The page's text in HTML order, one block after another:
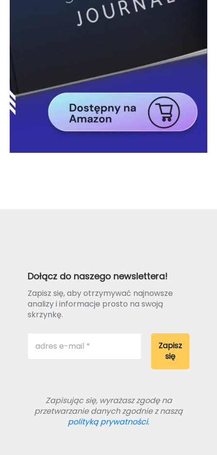
Dołącz do naszego newslettera!
Zapisz się, aby otrzymywać najnowsze
analizy i informacje prosto na swoją
skrzynkę.
Zapisując się, wyrażasz zgodę na
przetwarzanie danych zgodnie z naszą
polityką prywatności.